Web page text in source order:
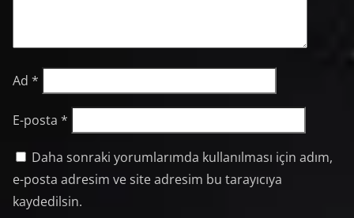
Ad *
E-posta *
Daha sonraki yorumlarımda kullanılması için adım,
e-posta adresim ve site adresim bu tarayıcıya
kaydedilsin.